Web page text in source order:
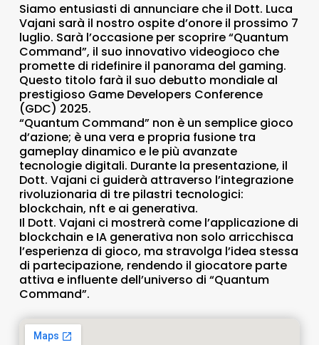
Siamo entusiasti di annunciare che il Dott. Luca
Vajani sarà il nostro ospite d’onore il prossimo 7
luglio. Sarà l’occasione per scoprire “Quantum
Command”, il suo innovativo videogioco che
promette di ridefinire il panorama del gaming.
Questo titolo farà il suo debutto mondiale al
prestigioso Game Developers Conference
(GDC) 2025.
“Quantum Command” non è un semplice gioco
d’azione; è una vera e propria fusione tra
gameplay dinamico e le più avanzate
tecnologie digitali. Durante la presentazione, il
Dott. Vajani ci guiderà attraverso l’integrazione
rivoluzionaria di tre pilastri tecnologici:
blockchain, nft e ai generativa.
Il Dott. Vajani ci mostrerà come l’applicazione di
blockchain e IA generativa non solo arricchisca
l’esperienza di gioco, ma stravolga l’idea stessa
di partecipazione, rendendo il giocatore parte
attiva e influente dell’universo di “Quantum
Command”.